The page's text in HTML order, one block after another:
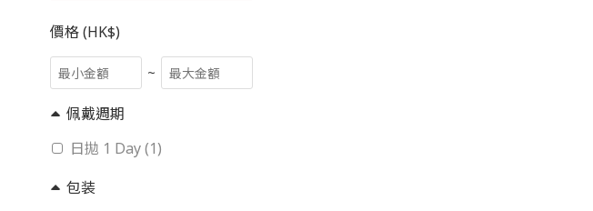
價格 (HK$)
~
佩戴週期
日拋 1 Day (1)
包装